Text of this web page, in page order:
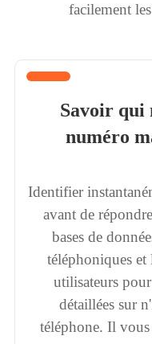
facilement
Savoir qui
numéro
Identifier
avant de
bases de
téléphoniques et
utilisateurs
détaillées sur
téléphone. Il